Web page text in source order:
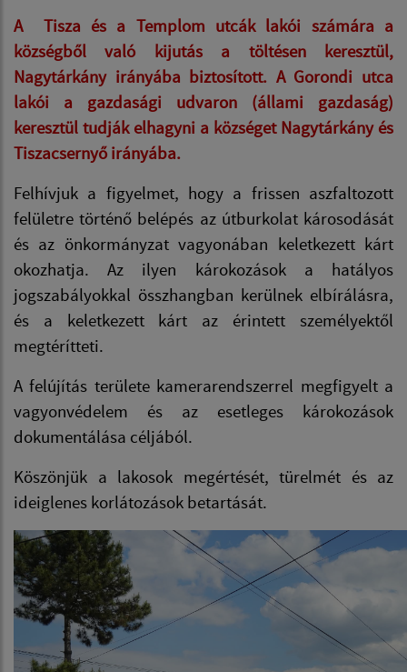
A
Tisza és a Templom utcák lakói számára a
községből való kijutás a töltésen keresztül,
Nagytárkány irányába biztosított. A Gorondi utca
lakói a gazdasági udvaron (állami gazdaság)
keresztül tudják elhagyni a községet Nagytárkány és
Tiszacsernyő irányába.
Felhívjuk a figyelmet, hogy a frissen aszfaltozott
felületre történő belépés az útburkolat károsodását
és az önkormányzat vagyonában keletkezett kárt
okozhatja. Az ilyen károkozások a hatályos
jogszabályokkal összhangban kerülnek elbírálásra,
és a keletkezett kárt az érintett személyektől
megtérítteti.
A felújítás területe kamerarendszerrel megfigyelt a
vagyonvédelem és az esetleges károkozások
dokumentálása céljából.
Köszönjük a lakosok megértését, türelmét és az
ideiglenes korlátozások betartását.